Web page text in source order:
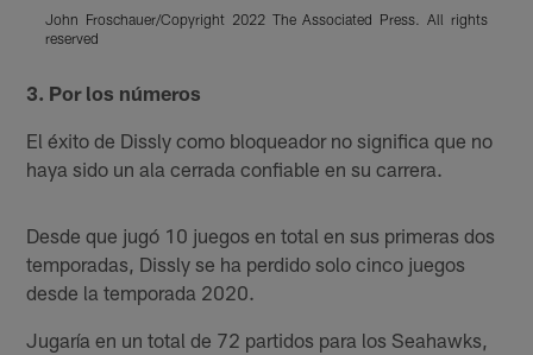
John Froschauer/Copyright 2022 The Associated Press. All rights
reserved
3. Por los números
El éxito de Dissly como bloqueador no significa que no
haya sido un ala cerrada confiable en su carrera.
Desde que jugó 10 juegos en total en sus primeras dos
temporadas, Dissly se ha perdido solo cinco juegos
desde la temporada 2020.
Jugaría en un total de 72 partidos para los Seahawks,